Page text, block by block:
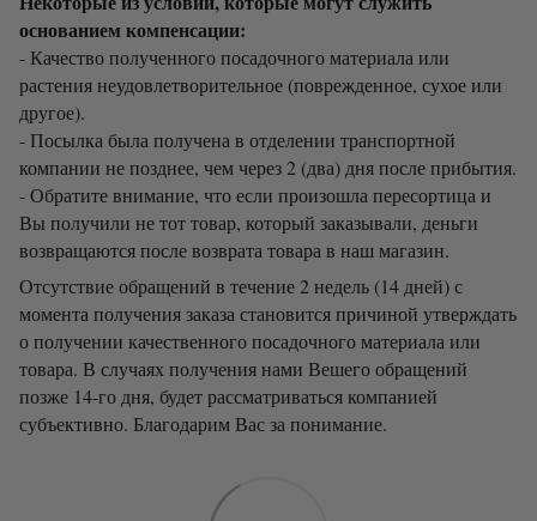
основанием компенсации:
- Качество полученного посадочного материала или
растения неудовлетворительное (поврежденное, сухое или
другое).
- Посылка была получена в отделении транспортной
компании не позднее, чем через 2 (два) дня после прибытия.
- Обратите внимание, что если произошла пересортица и
Вы получили не тот товар, который заказывали, деньги
возвращаются после возврата товара в наш магазин.
Отсутствие обращений в течение 2 недель (14 дней) с
момента получения заказа становится причиной утверждать
о получении качественного посадочного материала или
товара. В случаях получения нами Вешего обращений
позже 14-го дня, будет рассматриваться компанией
субъективно. Благодарим Вас за понимание.